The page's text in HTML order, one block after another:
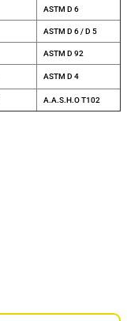
ASTM D 6
ASTM D 6 / D 5
ASTM D 92
ASTM D 4
A.A.S.H.O T102